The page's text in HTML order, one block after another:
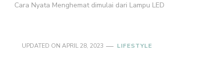
Cara Nyata Menghemat dimulai dari Lampu LED
UPDATED ON APRIL 28, 2023 LIFESTYLE